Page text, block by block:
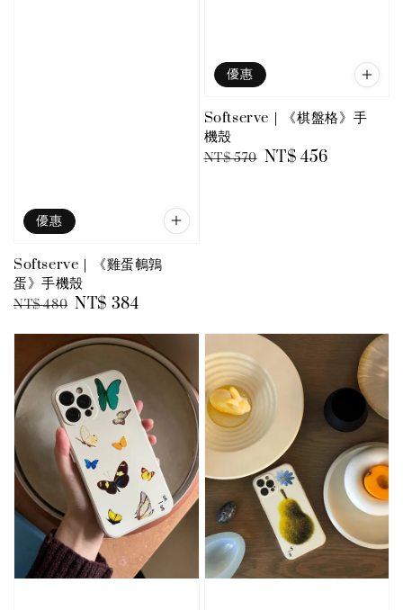
優惠
Softserve｜《雞蛋鵪鶉
蛋》手機殼
Regular
NT$ 480 Sale
NT$ 384
優惠
Softserve｜《棋盤格》手
機殼
Regular
NT$ 570 Sale
NT$ 456